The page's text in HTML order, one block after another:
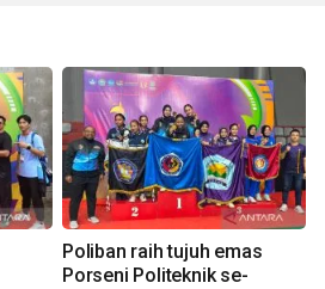
Poliban raih tujuh emas
Porseni Politeknik se-